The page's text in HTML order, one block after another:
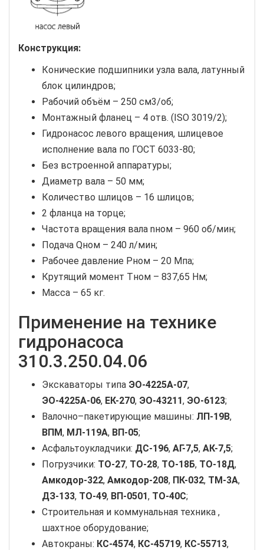
Конструкция:
Конические подшипники узла вала, латунный
блок цилиндров;
Рабочий объём – 250 см3/об;
Монтажный фланец – 4 отв. (ISO 3019/2);
Гидронасос левого вращения, шлицевое
исполнение вала по ГОСТ 6033-80;
Без встроенной аппаратуры;
Диаметр вала – 50 мм;
Количество шлицов – 16 шлицов;
2 фланца на торце;
Частота вращения вала nном – 960 об/мин;
Подача Qном – 240 л/мин;
Рабочее давление Pном – 20 Мпа;
Крутящий момент Tном – 837,65 Нм;
Масса – 65 кг.
Применение на технике
гидронасоса
310.3.250.04.06
Экскаваторы типа ЭО-4225А-07,
ЭО-4225А-06, ЕК-270, ЭО-43211, ЭО-6123;
Валочно–пакетирующие машины: ЛП-19В,
ВПМ, МЛ-119А, ВП-05;
Асфальтоукладчики: ДС-196, АГ-7,5, АК-7,5;
Погрузчики: ТО-27, ТО-28, ТО-18Б, ТО-18Д,
Амкодор-322, Амкодор-208, ПК-032, ТМ-3А,
ДЗ-133, ТО-49, ВП-0501, ТО-40С;
Строительная и коммунальная техника ,
шахтное оборудование;
Автокраны: КС-4574, КС-45719, КС-55713,